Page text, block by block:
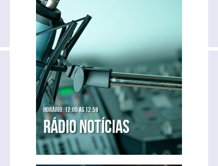
Horário: 12:00 as 12:59
Rádio Notícias